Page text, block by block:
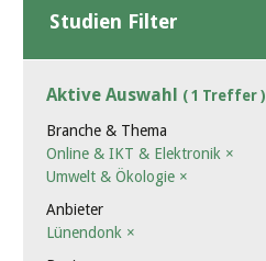
Studien Filter
Aktive Auswahl ( 1 Treffer )
Branche & Thema
Online & IKT & Elektronik ×
Umwelt & Ökologie ×
Anbieter
Lünendonk ×